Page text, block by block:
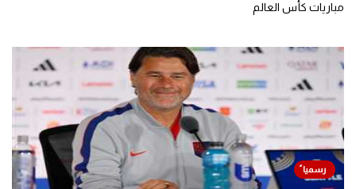
مباريات كأس العالم